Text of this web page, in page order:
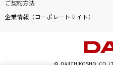
ご契約方法
企業情報（コーポレートサイト）
© DAIICHIKOSHO